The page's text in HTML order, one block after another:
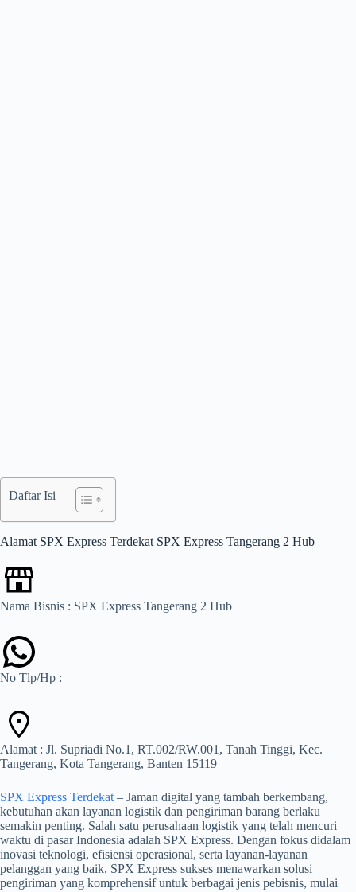
Daftar Isi
Alamat SPX Express Terdekat SPX Express Tangerang 2 Hub
Nama Bisnis : SPX Express Tangerang 2 Hub
No Tlp/Hp :
Alamat : Jl. Supriadi No.1, RT.002/RW.001, Tanah Tinggi, Kec.
Tangerang, Kota Tangerang, Banten 15119
SPX Express Terdekat – Jaman digital yang tambah berkembang,
kebutuhan akan layanan logistik dan pengiriman barang berlaku
semakin penting. Salah satu perusahaan logistik yang telah mencuri
waktu di pasar Indonesia adalah SPX Express. Dengan fokus didalam
inovasi teknologi, efisiensi operasional, serta layanan-layanan
pelanggan yang baik, SPX Express sukses menawarkan solusi
pengiriman yang komprehensif untuk berbagai jenis pebisnis, mulai